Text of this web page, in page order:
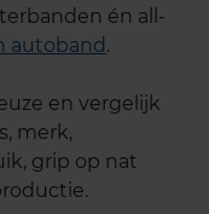
én all-
autoband .
en vergelijk
merk,
grip op nat